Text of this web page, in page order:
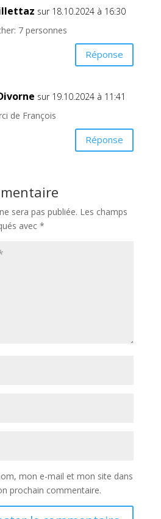
sur 18.10.2024 à 16:30
7 personnes
Réponse
sur 19.10.2024 à 11:41
de François
Réponse
sera pas publiée. Les champs
avec *
mon e-mail et mon site dans
prochain commentaire.